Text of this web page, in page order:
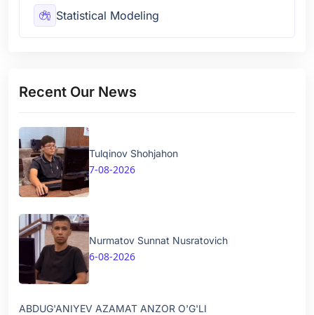
Statistical Modeling
Recent Our News
Tulqinov Shohjahon
7-08-2026
Nurmatov Sunnat Nusratovich
6-08-2026
ABDUG'ANIYEV AZAMAT ANZOR O'G'LI